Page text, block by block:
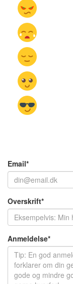
Email*
Overskrift*
Anmeldelse*